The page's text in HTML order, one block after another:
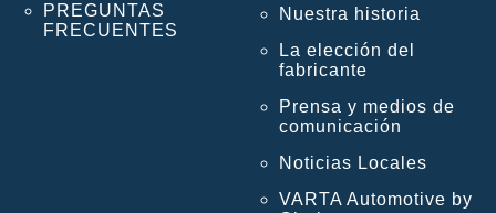
PREGUNTAS
FRECUENTES
Nuestra historia
La elección del
fabricante
Prensa y medios de
comunicación
Noticias Locales
VARTA Automotive by